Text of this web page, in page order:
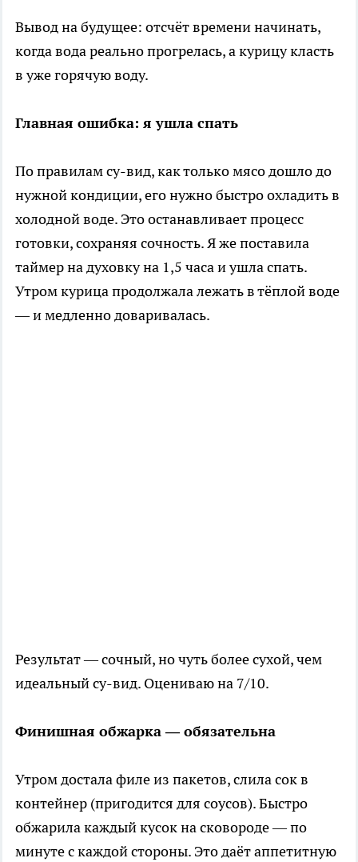
Вывод на будущее: отсчёт времени начинать,
когда вода реально прогрелась, а курицу класть
в уже горячую воду.
Главная ошибка: я ушла спать
По правилам су-вид, как только мясо дошло до
нужной кондиции, его нужно быстро охладить в
холодной воде. Это останавливает процесс
готовки, сохраняя сочность. Я же поставила
таймер на духовку на 1,5 часа и ушла спать.
Утром курица продолжала лежать в тёплой воде
— и медленно доваривалась.
Результат — сочный, но чуть более сухой, чем
идеальный су-вид. Оцениваю на 7/10.
Финишная обжарка — обязательна
Утром достала филе из пакетов, слила сок в
контейнер (пригодится для соусов). Быстро
обжарила каждый кусок на сковороде — по
минуте с каждой стороны. Это даёт аппетитную